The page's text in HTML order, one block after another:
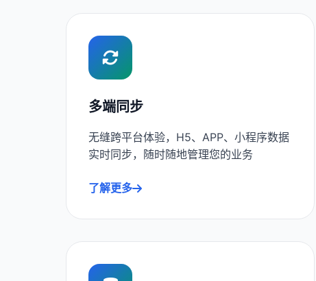
多端同步
无缝跨平台体验，H5、APP、小程序数据
实时同步，随时随地管理您的业务
了解更多